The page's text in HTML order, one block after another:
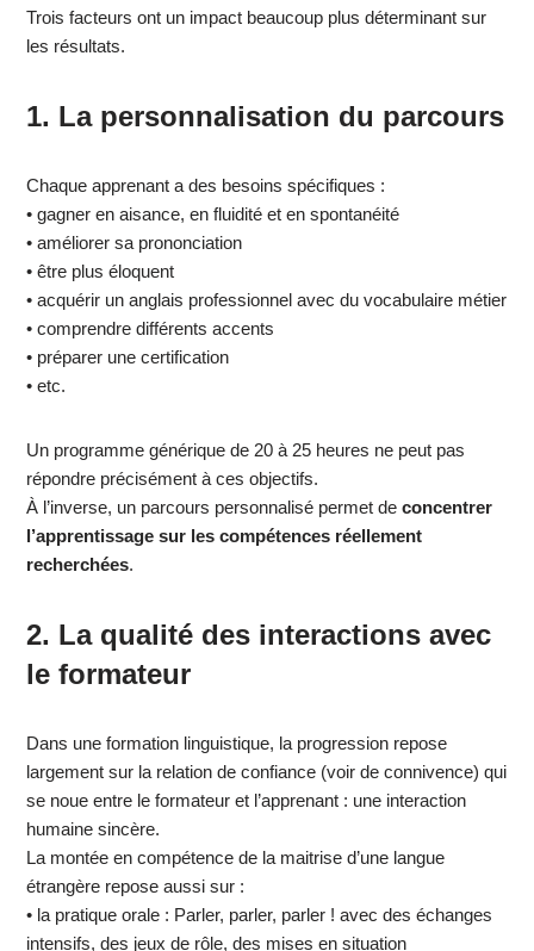
Trois facteurs ont un impact beaucoup plus déterminant sur
les résultats.
1. La personnalisation du parcours
Chaque apprenant a des besoins spécifiques :
• gagner en aisance, en fluidité et en spontanéité
• améliorer sa prononciation
• être plus éloquent
• acquérir un anglais professionnel avec du vocabulaire métier
• comprendre différents accents
• préparer une certification
• etc.
Un programme générique de 20 à 25 heures ne peut pas
répondre précisément à ces objectifs.
À l’inverse, un parcours personnalisé permet deconcentrer
l’apprentissage sur les compétences réellement
recherchées.
2. La qualité des interactions avec
le formateur
Dans une formation linguistique, la progression repose
largement sur la relation de confiance (voir de connivence) qui
se noue entre le formateur et l’apprenant : une interaction
humaine sincère.
La montée en compétence de la maitrise d’une langue
étrangère repose aussi sur :
• la pratique orale : Parler, parler, parler ! avec des échanges
intensifs, des jeux de rôle, des mises en situation